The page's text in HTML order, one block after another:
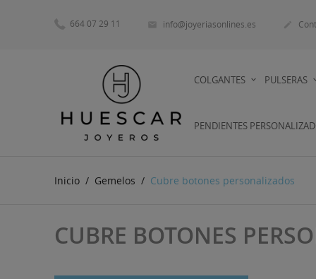
664 07 29 11 info@joyeriasonlines.es
COLGANTES PULSERAS
PENDIENTES
Inicio Gemelos Cubre botones personalizados
CUBRE BOTONES